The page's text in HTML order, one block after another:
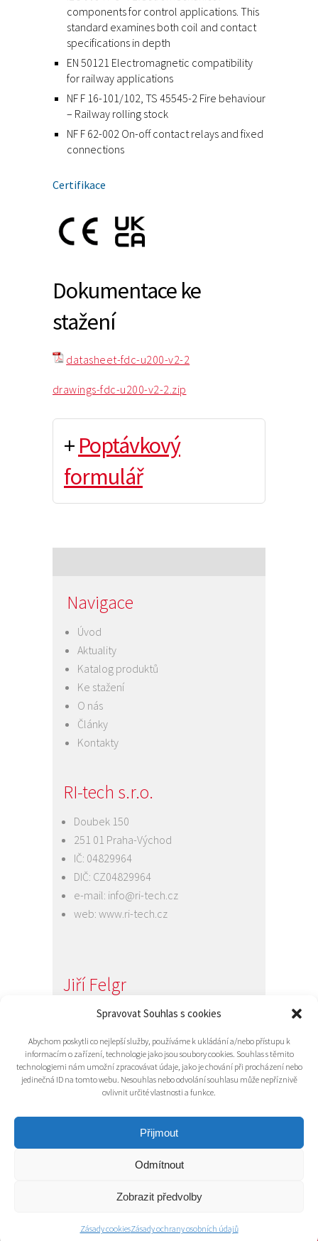
Spravovat Souhlas s cookies
Abychom poskytli co nejlepší služby, používáme k ukládání a/nebo přístupu k
informacím o zařízení, technologie jako jsou soubory cookies. Souhlas s těmito
technologiemi nám umožní zpracovávat údaje, jako je chování při procházení nebo
jedinečná ID na tomto webu. Nesouhlas nebo odvolání souhlasu může nepříznivě
ovlivnit určité vlastnosti a funkce.
Přijmout
Odmítnout
Zobrazit předvolby
Zásady cookiesZásady ochrany osobních údajů
components for control applications. This
standard examines both coil and contact
specifications in depth
EN 50121 Electromagnetic compatibility
for railway applications
NF F 16-101/102, TS 45545-2 Fire behaviour
– Railway rolling stock
NF F 62-002 On-off contact relays and fixed
connections
Certifikace
Dokumentace ke
stažení
datasheet-fdc-u200-v2-2
drawings-fdc-u200-v2-2.zip
+ Poptávkový
formulář
Navigace
Úvod
Aktuality
Katalog produktů
Ke stažení
O nás
Články
Kontakty
RI-tech s.r.o.
Doubek 150
251 01 Praha-Východ
IČ: 04829964
DIČ: CZ04829964
e-mail: info@ri-tech.cz
web: www.ri-tech.cz
Jiří Felgr
Jednatel společnosti
e-mail:info@ri-tech.cz
vyhrazena / RITECH
Jaroslav Mičan| CMS: Wordpress